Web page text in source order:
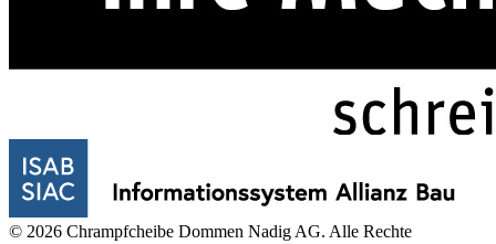
© 2026 Chrampfcheibe Dommen Nadig AG. Alle Rechte